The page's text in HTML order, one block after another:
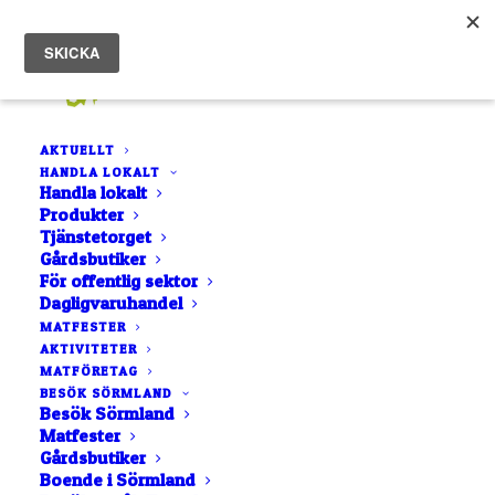
AKTUELLT
HANDLA LOKALT
Handla lokalt
Produkter
Tjänstetorget
Gårdsbutiker
För offentlig sektor
Dagligvaruhandel
MATFESTER
AKTIVITETER
MATFÖRETAG
BESÖK SÖRMLAND
Besök Sörmland
Matfester
Gårdsbutiker
Boende i Sörmland
Hem